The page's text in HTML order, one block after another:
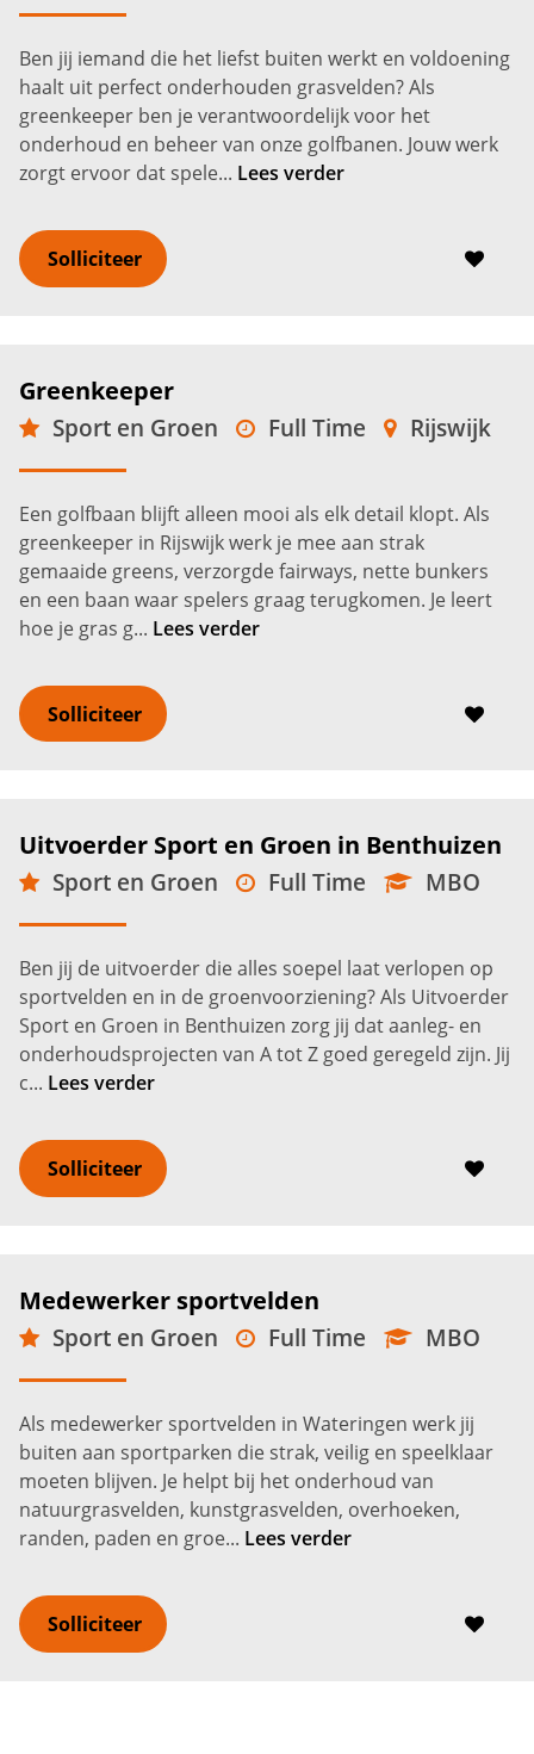
Ben jij iemand die het liefst buiten werkt en voldoening
haalt uit perfect onderhouden grasvelden? Als
greenkeeper ben je verantwoordelijk voor het
onderhoud en beheer van onze golfbanen. Jouw werk
zorgt ervoor dat spele... Lees verder
Solliciteer
Greenkeeper
Sport en Groen Full Time Rijswijk
€2.600 -€
Een golfbaan blijft alleen mooi als elk detail klopt. Als
greenkeeper in Rijswijk werk je mee aan strak
gemaaide greens, verzorgde fairways, nette bunkers
en een baan waar spelers graag terugkomen. Je leert
hoe je gras g... Lees verder
Solliciteer
Uitvoerder Sport en Groen in Benthuizen
Sport en Groen Full Time
MBO
Benthuizen
Ben jij de uitvoerder die alles soepel laat verlopen op
sportvelden en in de groenvoorziening? Als Uitvoerder
Sport en Groen in Benthuizen zorg jij dat aanleg- en
onderhoudsprojecten van A tot Z goed geregeld zijn. Jij
c... Lees verder
Solliciteer
Medewerker sportvelden
Sport en Groen Full Time
MBO
Wateringen
Als medewerker sportvelden in Wateringen werk jij
buiten aan sportparken die strak, veilig en speelklaar
moeten blijven. Je helpt bij het onderhoud van
natuurgrasvelden, kunstgrasvelden, overhoeken,
randen, paden en groe... Lees verder
Solliciteer